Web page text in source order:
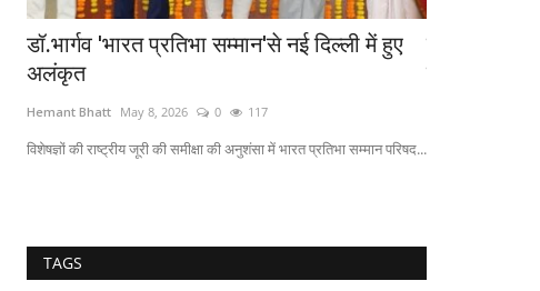
डॉ.भार्गव 'भारत प्रतिभा सम्मान'से नई दिल्ली में हुए
अलंकृत
Hemant Bhatt May 8, 2026 0 117
विशेषज्ञों की राष्ट्रीय जूरी की समीक्षा की अनुशंसा में भारत प्रतिभा सम्मान परिषद...
TAGS